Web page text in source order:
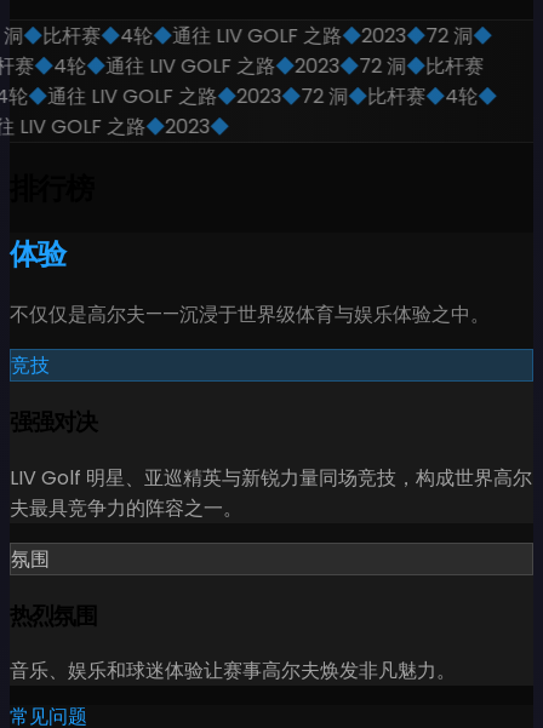
◆比杆赛◆4轮◆通往 LIV GOLF 之路◆2023◆72 洞◆
赛◆4轮◆通往 LIV GOLF 之路◆2023◆72 洞◆比杆赛
◆通往 LIV GOLF 之路◆2023◆72 洞◆比杆赛◆4轮◆
LIV GOLF 之路◆2023◆
体验
不仅仅是高尔夫——沉浸于世界级体育与娱乐体验之中。
竞技
强强对决
LIV Golf 明星、亚巡精英与新锐力量同场竞技，构成世界高尔
夫最具竞争力的阵容之一。
氛围
热烈氛围
音乐、娱乐和球迷体验让赛事高尔夫焕发非凡魅力。
常见问题